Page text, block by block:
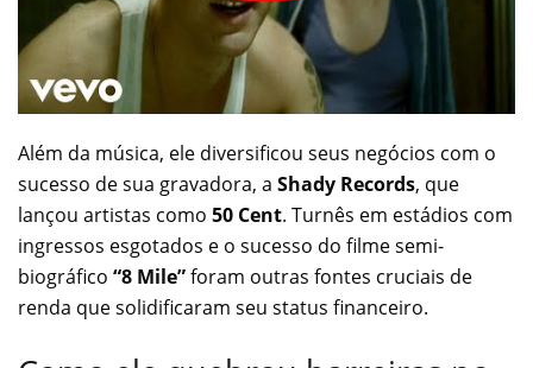
Além da música, ele diversificou seus negócios com o
sucesso de sua gravadora, a Shady Records, que
lançou artistas como 50 Cent. Turnês em estádios com
ingressos esgotados e o sucesso do filme semi-
biográfico “8 Mile”foram outras fontes cruciais de
renda que solidificaram seu status financeiro.